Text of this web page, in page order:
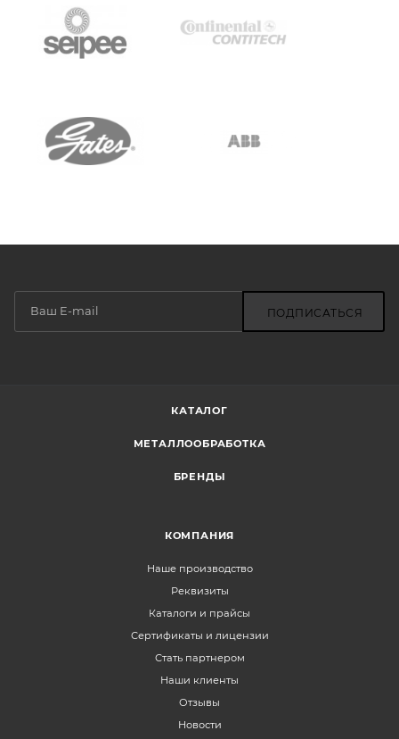
ПОДПИСАТЬСЯ
КАТАЛОГ
МЕТАЛЛООБРАБОТКА
БРЕНДЫ
КОМПАНИЯ
Наше производство
Реквизиты
Каталоги и прайсы
Сертификаты и лицензии
Стать партнером
Наши клиенты
Отзывы
Новости